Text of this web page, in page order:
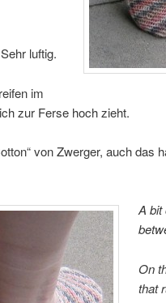
luftig.
im
zur Ferse hoch zieht.
von Zwerger, auch das
A bit
On
that